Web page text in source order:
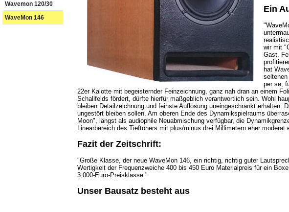
Wavemon 120/30
WaveMon 146
Ein
wir mit
Gast.
hat
per se,
22er Kalotte mit begeisternder Feinzeichnung, ganz nah dran an einem
Schallfelds fördert, dürfte hierfür maßgeblich verantwortlich sein. Wohl
bleiben Detailzeichnung und feinste Auflösung uneingeschränkt erhalten.
ungestört bleiben sollen. Am oberen Ende des Dynamikspielraums
Moon", längst als audiophile Neuabmischung verfügbar, die
Linearbereich des Tieftöners mit plus/minus drei Millimetern eher
Fazit der Zeitschrift:
"Große Klasse, der neue WaveMon 146, ein richtig, richtig guter
Wertigkeit der Frequenzweiche 400 bis 450 Euro Materialpreis für ein
3.000-Euro-Preisklasse."
Unser Bausatz besteht aus